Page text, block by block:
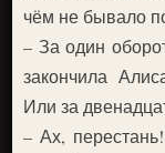
чём не бывало
– За один
закончила
Или за
– Ах,